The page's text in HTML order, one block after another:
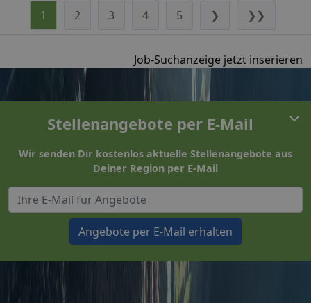
1 2 3 4 5 ❯ ❯❯
Job-Suchanzeige jetzt inserieren
Stellenangebote per E-Mail
Wir senden Dir kostenlos aktuelle Stellenangebote aus
Deiner Region per E-Mail
Angebote per E-Mail erhalten